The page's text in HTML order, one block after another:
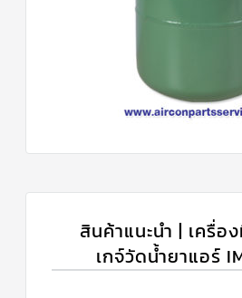
สินค้าแนะนำ | เครื่อ
เกจ์วัดน้ำยาแอร์